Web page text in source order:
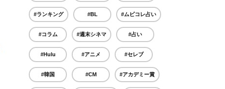
#ランキング #BL #ムビコレ占い
#コラム #週末シネマ #占い
#Hulu #アニメ #セレブ
#韓国 #CM #アカデミー賞